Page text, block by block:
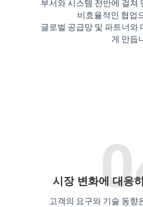
부서와 시스템 전반에 걸쳐
비효율적인 협업
글로벌 공급망 및 파트너와
게 만듭
시장 변화에 대응
고객의 요구와 기술 동향